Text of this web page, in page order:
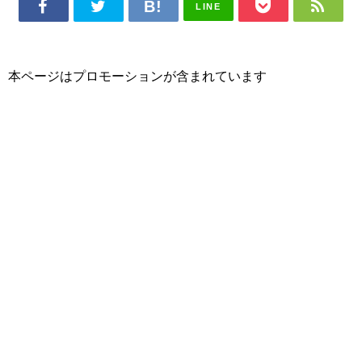
LINE
本ページはプロモーションが含まれています